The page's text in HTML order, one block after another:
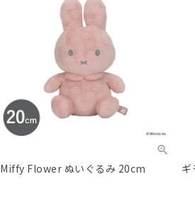
Miffy Flower ぬいぐるみ 20cm ギ